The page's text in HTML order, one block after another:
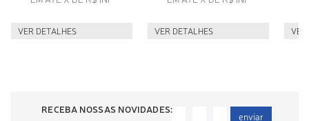
VER DETALHES VER DETALHES VER
RECEBA NOSSAS NOVIDADES:
enviar